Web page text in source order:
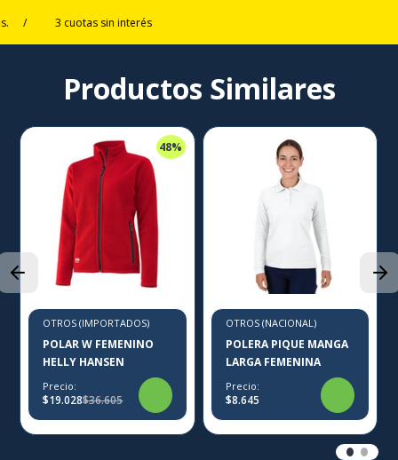
3 cuotas sin interés
Productos Similares
48%
OTROS (IMPORTADOS)
POLAR W FEMENINO
HELLY HANSEN
Precio:
$19.028$36.605
OTROS (NACIONAL)
POLERA PIQUE MANGA
LARGA FEMENINA
Precio:
$8.645